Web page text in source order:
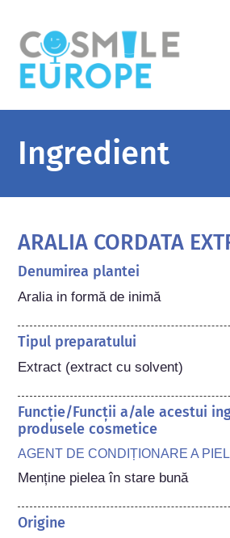
Ingredient
ARALIA CORDATA
Denumirea plantei
Aralia in formă de inimă
Tipul preparatului
Extract (extract cu solvent)
Funcție/Funcții a/ale acestui
produsele cosmetice
AGENT DE CONDIȚIONARE A PIELII
Menține pielea în stare bună
Origine